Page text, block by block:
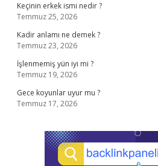
Keçinin erkek ismi nedir ?
Temmuz 25, 2026
Kadir anlamı ne demek ?
Temmuz 23, 2026
İşlenmemiş yün iyi mi ?
Temmuz 19, 2026
Gece koyunlar uyur mu ?
Temmuz 17, 2026